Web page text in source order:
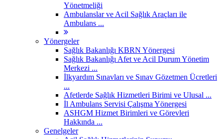
Yönetmeliği
Ambulanslar ve Acil Sağlık Araçları ile
Ambulans ...
Yönergeler
Sağlık Bakanlığı KBRN Yönergesi
Sağlık Bakanlığı Afet ve Acil Durum Yönetim
Merkezi ...
İlkyardım Sınavları ve Sınav Gözetmen Ücretleri
...
Afetlerde Sağlık Hizmetleri Birimi ve Ulusal ...
İl Ambulans Servisi Çalışma Yönergesi
ASHGM Hizmet Birimleri ve Görevleri
Hakkında ...
Genelgeler